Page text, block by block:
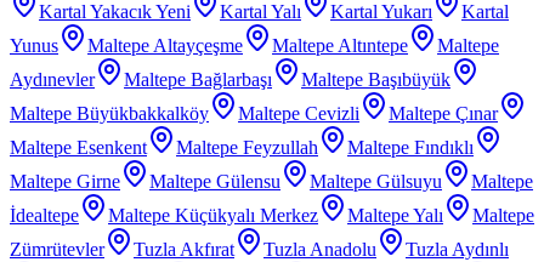
Kartal Yakacık Yeni
Kartal Yalı Kartal Yukarı
Kartal
Yunus
Maltepe Altayçeşme Maltepe Altıntepe
Maltepe
Aydınevler
Maltepe Bağlarbaşı
Maltepe Başıbüyük
Maltepe Büyükbakkalköy
Maltepe Cevizli
Maltepe Çınar
Maltepe Esenkent
Maltepe Feyzullah
Maltepe Fındıklı
Maltepe Girne
Maltepe Gülensu Maltepe Gülsuyu
Maltepe
İdealtepe
Maltepe Küçükyalı Merkez Maltepe Yalı
Maltepe
Zümrütevler
Tuzla Akfırat Tuzla Anadolu
Tuzla Aydınlı